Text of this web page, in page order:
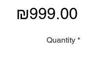
₪999.00
Quantity *